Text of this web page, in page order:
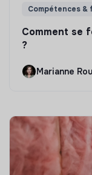
Compétences &
Comment se
?
Marianne